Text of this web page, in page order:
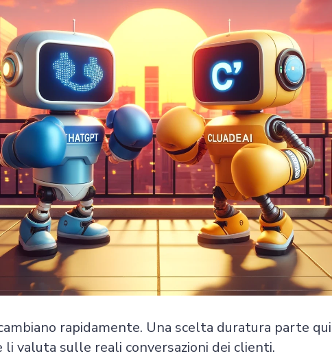
rapidamente. Una scelta duratura parte
li valuta sulle reali conversazioni dei clienti.